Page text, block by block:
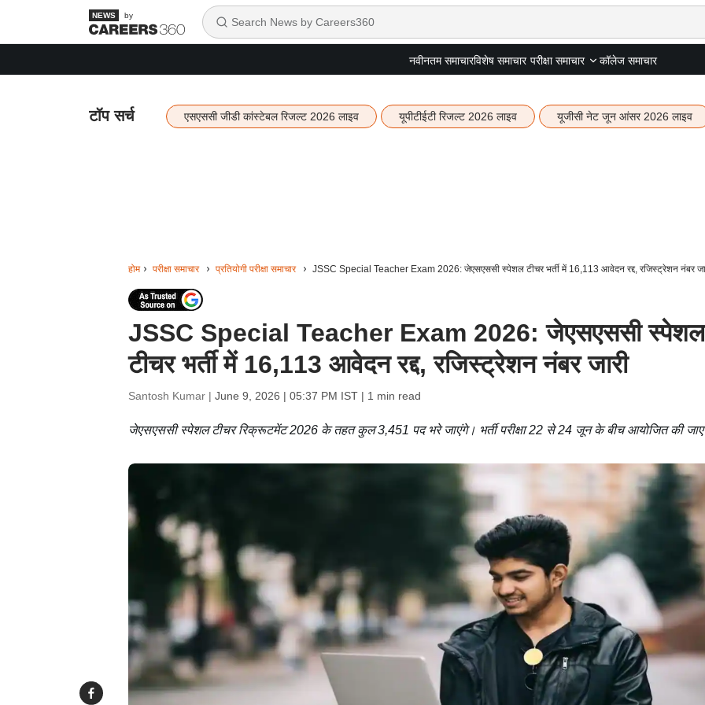
by
नवीनतम समाचारविशेष समाचार परीक्षा समाचार कॉलेज समाचार
टॉप सर्च एसएससी जीडी कांस्टेबल रिजल्ट 2026 लाइव यूपीटीईटी रिजल्ट 2026 लाइव यूजीसी नेट जून आंसर 2026 लाइव
होम परीक्षा समाचार प्रतियोगी परीक्षा समाचार JSSC Special Teacher Exam 2026: जेएसएससी स्पेशल टीचर भर्ती में 16,113 आवेदन रद्द, रजिस्ट्रेशन नंबर
JSSC Special Teacher Exam 2026: जेएसएससी स्पेशल
टीचर भर्ती में 16,113 आवेदन रद्द, रजिस्ट्रेशन नंबर जारी
Santosh Kumar | June 9, 2026 | 05:37 PM IST| 1 min read
जेएसएससी स्पेशल टीचर रिक्रूटमेंट 2026 के तहत कुल 3,451 पद भरे जाएंगे। भर्ती परीक्षा 22 से 24 जून के बीच आयोजित की